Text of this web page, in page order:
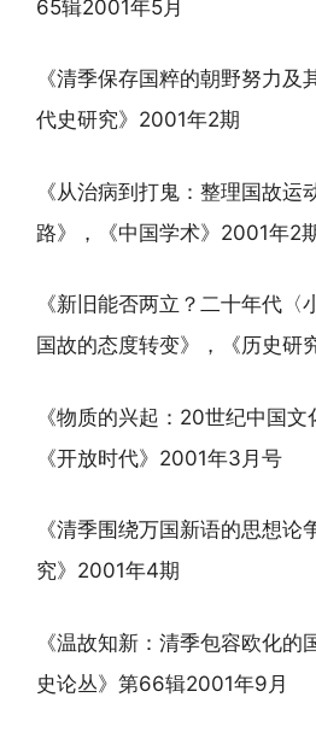
65辑2001年5月
《清季保存国粹的朝野努力及
代史研究》2001年2期
《从治病到打鬼：整理国故运
路》，《中国学术》2001年2
《新旧能否两立？二十年代〈
国故的态度转变》，《历史研
《物质的兴起：20世纪中国文
《开放时代》2001年3月号
《清季围绕万国新语的思想论
究》2001年4期
《温故知新：清季包容欧化的
史论丛》第66辑2001年9月